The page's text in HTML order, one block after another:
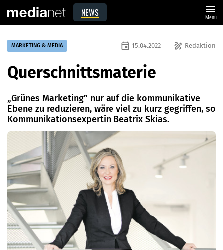
NEWS menu
Menü
MARKETING & MEDIA draw Redaktion
event 15.04.2022
Querschnittsmaterie
„Grünes Marketing” nur auf die kommunikative
Ebene zu reduzieren, wäre viel zu kurz gegriffen, so
Kommunikationsexpertin Beatrix Skias.